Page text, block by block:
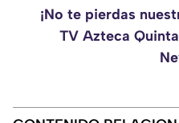
¡No te pierdas
TV Azteca